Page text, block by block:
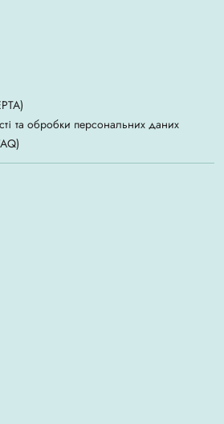
та обробки персональних даних